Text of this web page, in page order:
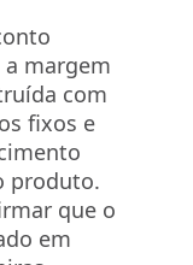
margem
com
fixos e
produto.
que o
em